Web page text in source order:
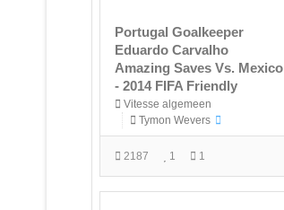
Portugal Goalkeeper
Eduardo Carvalho
Amazing Saves Vs. Mexico
- 2014 FIFA Friendly
Vitesse algemeen
Tymon Wevers
2187 1 1